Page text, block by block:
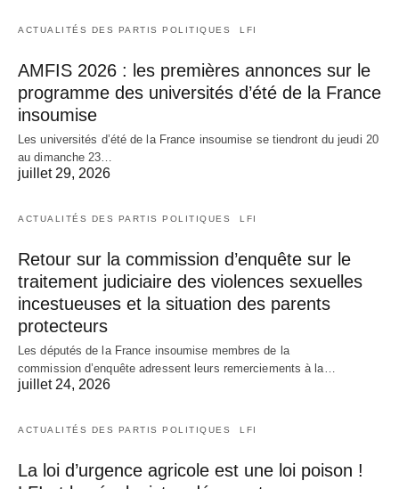
ACTUALITÉS DES PARTIS POLITIQUES LFI
AMFIS 2026 : les premières annonces sur le
programme des universités d’été de la France
insoumise
Les universités d’été de la France insoumise se tiendront du jeudi 20
au dimanche 23…
juillet 29, 2026
ACTUALITÉS DES PARTIS POLITIQUES LFI
Retour sur la commission d’enquête sur le
traitement judiciaire des violences sexuelles
incestueuses et la situation des parents
protecteurs
Les députés de la France insoumise membres de la
commission d’enquête adressent leurs remerciements à la…
juillet 24, 2026
ACTUALITÉS DES PARTIS POLITIQUES LFI
La loi d’urgence agricole est une loi poison !